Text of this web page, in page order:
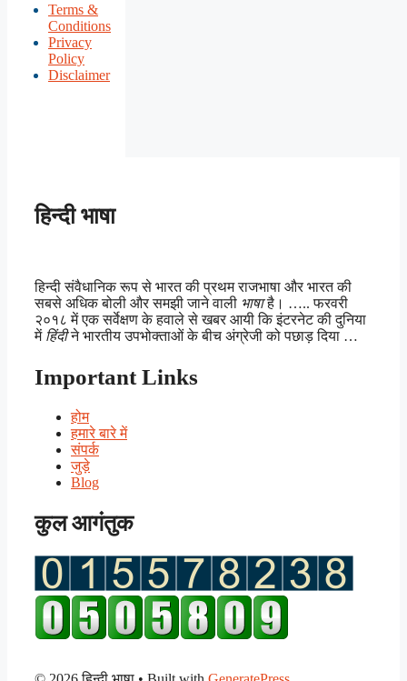
Terms &
Conditions
Privacy
Policy
Disclaimer
हिन्दी भाषा
हिन्दी संवैधानिक रूप से भारत की प्रथम राजभाषा और भारत की
सबसे अधिक बोली और समझी जाने वाली भाषाहै। ….. फरवरी
२०१८ में एक सर्वेक्षण के हवाले से खबर आयी कि इंटरनेट की दुनिया
में हिंदीने भारतीय उपभोक्ताओं के बीच अंग्रेजी को पछाड़ दिया …
Important Links
होम
हमारे बारे में
संपर्क
जुड़े
Blog
कुल आगंतुक